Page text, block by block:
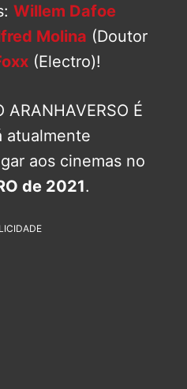
Willem Dafoe
Molina (Doutor
(Electro)!
É
atualmente
aos cinemas no
de 2021.